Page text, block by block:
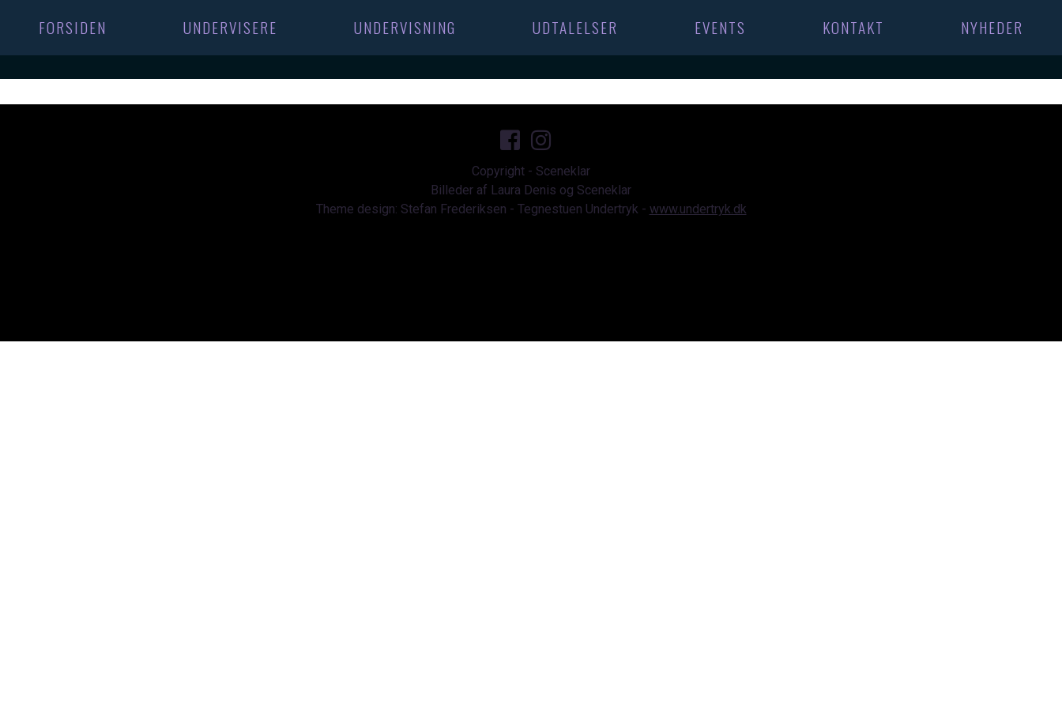
FORSIDEN UNDERVISERE UNDERVISNING UDTALELSER EVENTS KONTAKT NYHEDER
Copyright - Sceneklar
Billeder af Laura Denis og Sceneklar
Theme design: Stefan Frederiksen - Tegnestuen Undertryk - www.undertryk.dk